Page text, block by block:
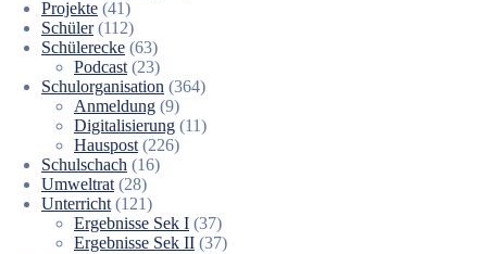
Projekte (41)
Schüler(112)
Schülerecke (63)
Podcast (23)
Schulorganisation (364)
Anmeldung (9)
Digitalisierung (11)
Hauspost (226)
Schulschach (16)
Umweltrat (28)
Unterricht (121)
Ergebnisse Sek I (37)
Ergebnisse Sek II (37)